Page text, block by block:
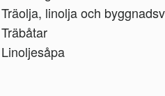
Träolja, linolja och
Träbåtar
Linoljesåpa